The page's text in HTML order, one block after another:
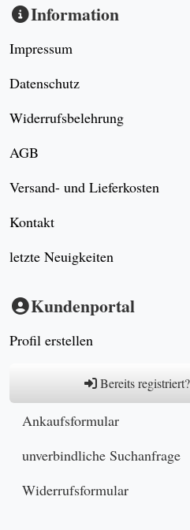
Information
Impressum
Datenschutz
Widerrufsbelehrung
AGB
Versand- und Lieferkosten
Kontakt
letzte Neuigkeiten
Kundenportal
Profil erstellen
Bereits
Ankaufsformular
unverbindliche Suchanfrage
Widerrufsformular